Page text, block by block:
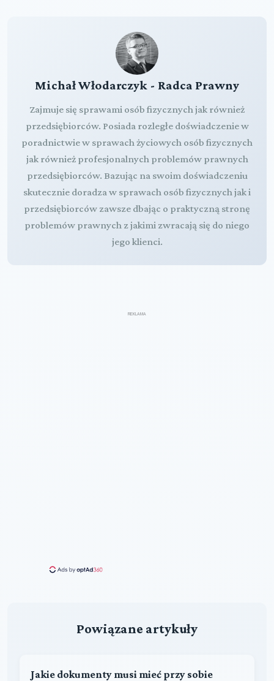
Michał Włodarczyk - Radca Prawny
Zajmuje się sprawami osób fizycznych jak również
przedsiębiorców. Posiada rozległe doświadczenie w
poradnictwie w sprawach życiowych osób fizycznych
jak również profesjonalnych problemów prawnych
przedsiębiorców. Bazując na swoim doświadczeniu
skutecznie doradza w sprawach osób fizycznych jak i
przedsiębiorców zawsze dbając o praktyczną stronę
problemów prawnych z jakimi zwracają się do niego
jego klienci.
REKLAMA
Powiązane artykuły
Jakie dokumenty musi mieć przy sobie